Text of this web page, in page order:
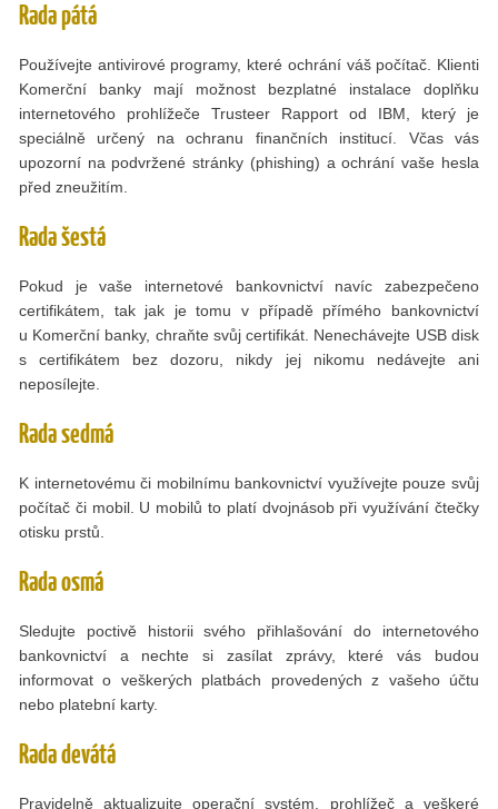
Rada pátá
Používejte antivirové programy, které ochrání váš počítač. Klienti
Komerční banky mají možnost bezplatné instalace doplňku
internetového prohlížeče Trusteer Rapport od IBM, který je
speciálně určený na ochranu finančních institucí. Včas vás
upozorní na podvržené stránky (phishing) a ochrání vaše hesla
před zneužitím.
Rada šestá
Pokud je vaše internetové bankovnictví navíc zabezpečeno
certifikátem, tak jak je tomu v případě přímého bankovnictví
u Komerční banky, chraňte svůj certifikát. Nenechávejte USB disk
s certifikátem bez dozoru, nikdy jej nikomu nedávejte ani
neposílejte.
Rada sedmá
K internetovému či mobilnímu bankovnictví využívejte pouze svůj
počítač či mobil. U mobilů to platí dvojnásob při využívání čtečky
otisku prstů.
Rada osmá
Sledujte poctivě historii svého přihlašování do internetového
bankovnictví a nechte si zasílat zprávy, které vás budou
informovat o veškerých platbách provedených z vašeho účtu
nebo platební karty.
Rada devátá
Pravidelně aktualizujte operační systém, prohlížeč a veškeré